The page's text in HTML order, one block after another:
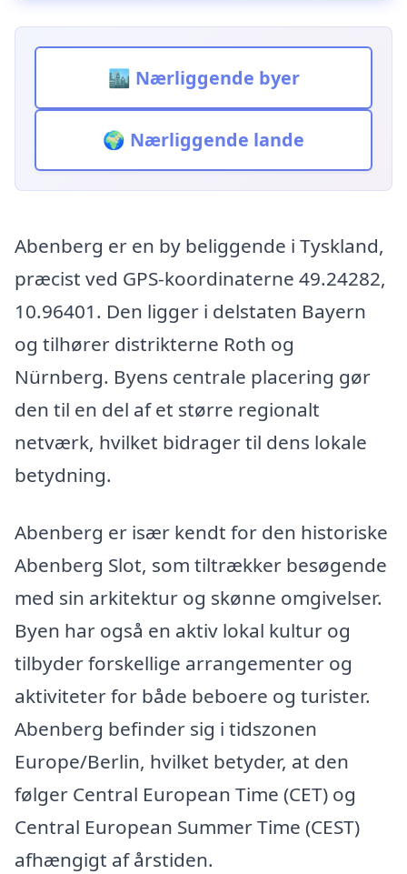
🏙️ Nærliggende byer
🌍 Nærliggende lande
Abenberg er en by beliggende i Tyskland,
præcist ved GPS-koordinaterne 49.24282,
10.96401. Den ligger i delstaten Bayern
og tilhører distrikterne Roth og
Nürnberg. Byens centrale placering gør
den til en del af et større regionalt
netværk, hvilket bidrager til dens lokale
betydning.
Abenberg er især kendt for den historiske
Abenberg Slot, som tiltrækker besøgende
med sin arkitektur og skønne omgivelser.
Byen har også en aktiv lokal kultur og
tilbyder forskellige arrangementer og
aktiviteter for både beboere og turister.
Abenberg befinder sig i tidszonen
Europe/Berlin, hvilket betyder, at den
følger Central European Time (CET) og
Central European Summer Time (CEST)
afhængigt af årstiden.